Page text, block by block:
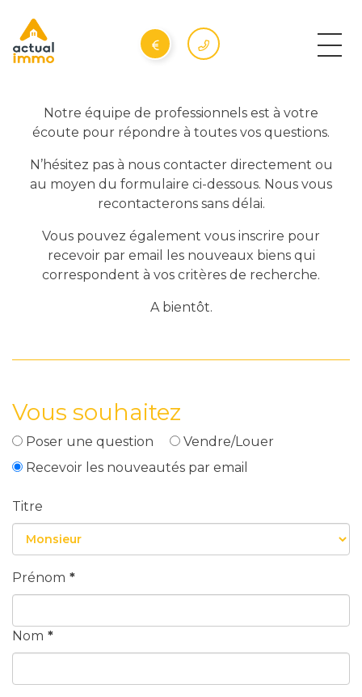
Notre équipe de professionnels est à votre
écoute pour répondre à toutes vos questions.
N’hésitez pas à nous contacter directement ou
au moyen du formulaire ci-dessous. Nous vous
recontacterons sans délai.
Vous pouvez également vous inscrire pour
recevoir par email les nouveaux biens qui
correspondent à vos critères de recherche.
A bientôt.
Vous souhaitez
Poser une question
Vendre/Louer
Recevoir les nouveautés par email
Titre
Prénom *
Nom *